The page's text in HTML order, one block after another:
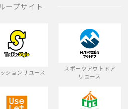
ープサイト
ションリユース
スポーツアウトドア
リユース